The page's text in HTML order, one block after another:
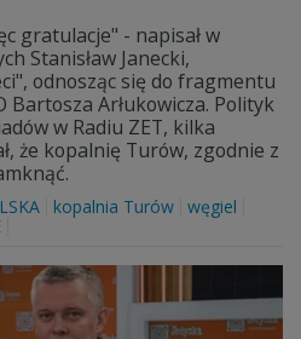
gratulacje" - napisał w
Stanisław Janecki,
odnosząc się do fragmentu
Bartosza Arłukowicza. Polityk
w Radiu ZET, kilka
że kopalnię Turów, zgodnie z
kopalnia Turów węgiel